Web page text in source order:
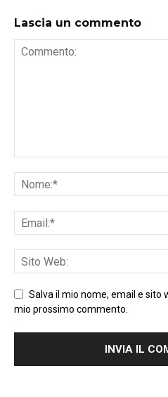
Lascia un commento
Salva il mio nome, email e sito
mio prossimo commento.